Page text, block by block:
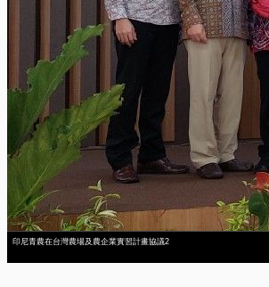
印尼青農在台灣農場及農企業實習計畫協議2